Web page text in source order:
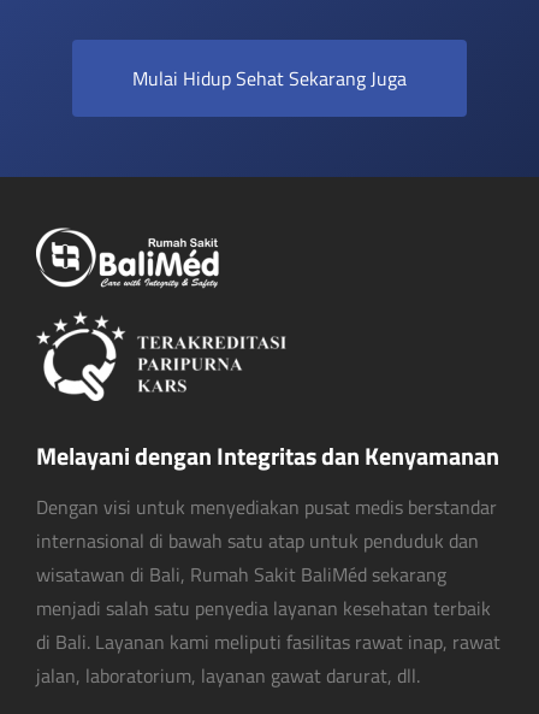
Mulai Hidup Sehat Sekarang Juga
Melayani dengan Integritas dan Kenyamanan
Dengan visi untuk menyediakan pusat medis berstandar
internasional di bawah satu atap untuk penduduk dan
wisatawan di Bali, Rumah Sakit BaliMéd sekarang
menjadi salah satu penyedia layanan kesehatan terbaik
di Bali. Layanan kami meliputi fasilitas rawat inap, rawat
jalan, laboratorium, layanan gawat darurat, dll.